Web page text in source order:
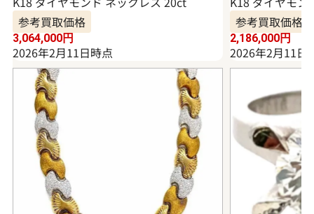
参考買取価格
3,064,000円
2026年2月11日時点
参考買取価格
2,186,000円
2026年2月11日